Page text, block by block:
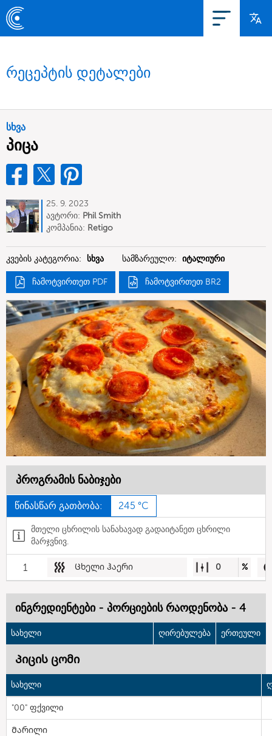
რეცეპტის დეტალები
სხვა
პიცა
25. 9. 2023
ავტორი: Phil Smith
კომპანია: Retigo
კვების კატეგორია: სხვა სამზარეულო: იტალიური
ჩამოტვირთეთ PDF ჩამოტვირთეთ BR2
პროგრამის ნაბიჯები
წინასწარ გათბობა: 245 °C
მთელი ცხრილის სანახავად გადაიტანეთ ცხრილი
მარჯვნივ.
1 Ცხელი ჰაერი 0 %
ინგრედიენტები - პორციების რაოდენობა - 4
სახელი ღირებულება ერთეული
Პიცის ცომი
სახელი
"00" ფქვილი
Მარილი